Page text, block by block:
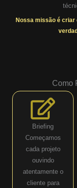
Nossa missão é
Como
Briefing
Começamos
cada projeto
ouvindo
atentamente o
cliente para